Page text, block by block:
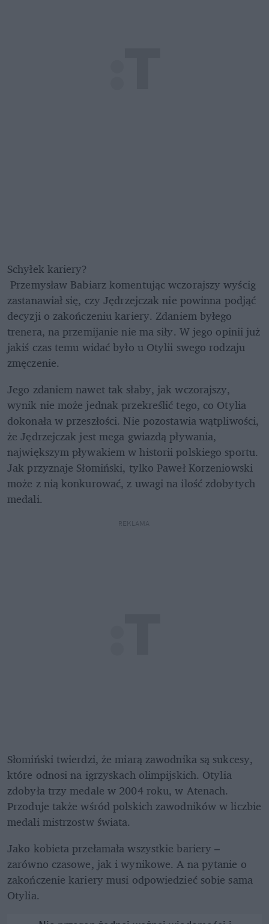
Schyłek kariery?
Przemysław Babiarz komentując wczorajszy wyścig
zastanawiał się, czy Jędrzejczak nie powinna podjąć
decyzji o zakończeniu kariery. Zdaniem byłego
trenera, na przemijanie nie ma siły. W jego opinii już
jakiś czas temu widać było u Otylii swego rodzaju
zmęczenie.
Jego zdaniem nawet tak słaby, jak wczorajszy,
wynik nie może jednak przekreślić tego, co Otylia
dokonała w przeszłości. Nie pozostawia wątpliwości,
że Jędrzejczak jest mega gwiazdą pływania,
największym pływakiem w historii polskiego sportu.
Jak przyznaje Słomiński, tylko Paweł Korzeniowski
może z nią konkurować, z uwagi na ilość zdobytych
medali.
REKLAMA
Słomiński twierdzi, że miarą zawodnika są sukcesy,
które odnosi na igrzyskach olimpijskich. Otylia
zdobyła trzy medale w 2004 roku, w Atenach.
Przoduje także wśród polskich zawodników w liczbie
medali mistrzostw świata.
Jako kobieta przełamała wszystkie bariery –
zarówno czasowe, jak i wynikowe. A na pytanie o
zakończenie kariery musi odpowiedzieć sobie sama
Otylia.